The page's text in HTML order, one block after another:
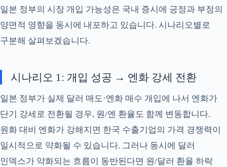
일본 정부의 시장 개입 가능성은 국내 증시에 긍정과 부정의
양면적 영향을 동시에 내포하고 있습니다. 시나리오별로
구분해 살펴보겠습니다.
시나리오 1: 개입 성공 → 엔화 강세 전환
일본 정부가 실제 달러 매도·엔화 매수 개입에 나서 엔화가
단기 강세로 전환될 경우, 원/엔 환율도 함께 변동합니다.
원화 대비 엔화가 강해지면 한국 수출기업의 가격 경쟁력이
일시적으로 약화될 수 있습니다. 그러나 동시에 달러
인덱스가 약화되는 흐름이 동반된다면 원/달러 환율 하락